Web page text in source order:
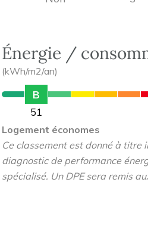
Énergie /
(kWh/m2/an)
B
51
Logement économes
Ce classement est donné à titre
diagnostic de performance
spécialisé. Un DPE sera remis